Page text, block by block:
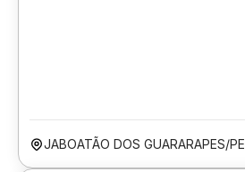
JABOATÃO DOS GUARARAPES/PE